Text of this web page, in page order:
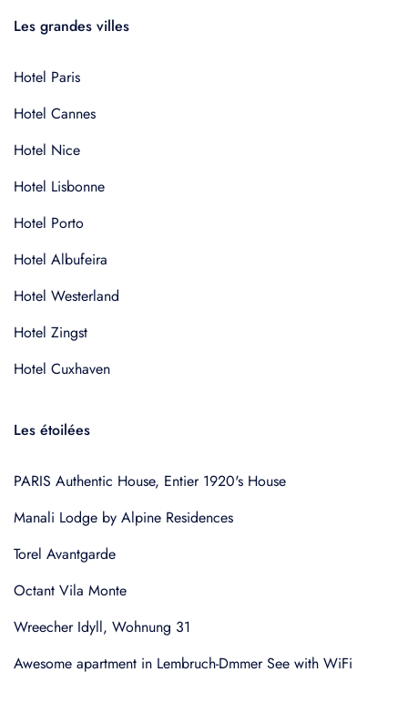
Les grandes villes
Hotel Paris
Hotel Cannes
Hotel Nice
Hotel Lisbonne
Hotel Porto
Hotel Albufeira
Hotel Westerland
Hotel Zingst
Hotel Cuxhaven
Les étoilées
PARIS Authentic House, Entier 1920's House
Manali Lodge by Alpine Residences
Torel Avantgarde
Octant Vila Monte
Wreecher Idyll, Wohnung 31
Awesome apartment in Lembruch-Dmmer See with WiFi